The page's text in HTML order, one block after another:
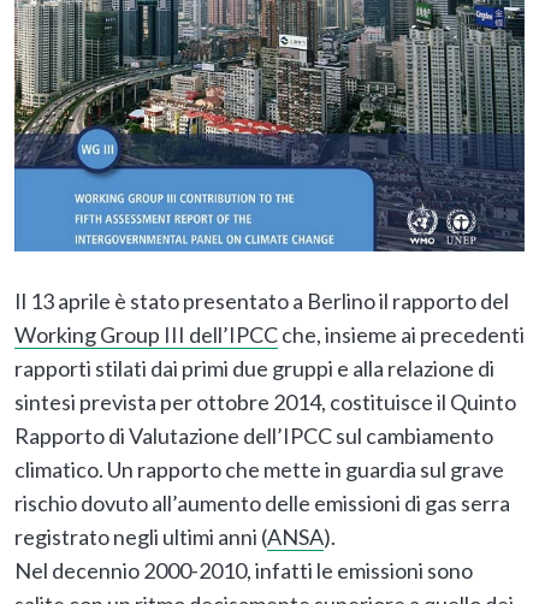
Il 13 aprile è stato presentato a Berlino il rapporto del
Working Group III dell’IPCCche, insieme ai precedenti
rapporti stilati dai primi due gruppi e alla relazione di
sintesi prevista per ottobre 2014, costituisce il Quinto
Rapporto di Valutazione dell’IPCC sul cambiamento
climatico. Un rapporto che mette in guardia sul grave
rischio dovuto all’aumento delle emissioni di gas serra
registrato negli ultimi anni (ANSA).
Nel decennio 2000-2010, infatti le emissioni sono